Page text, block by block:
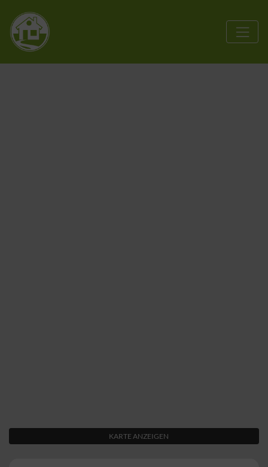
KARTE ANZEIGEN